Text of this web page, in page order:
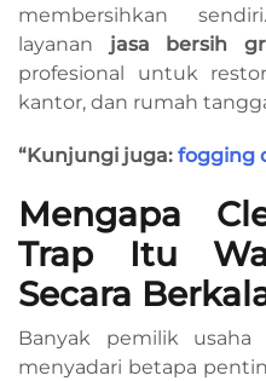
membersihkan
layanan jasa bersih
profesional untuk
kantor, dan rumah
“Kunjungi juga: fogging
Mengapa
Trap Itu
Secara
Banyak pemilik
menyadari betapa